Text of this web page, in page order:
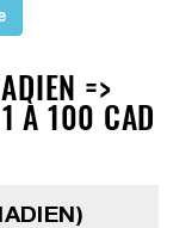
=>
À 100 CAD